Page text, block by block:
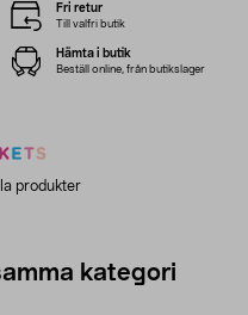
produkter
Fri retur
Till valfri butik
Hämta i butik
Beställ online, från butikslager
kategori